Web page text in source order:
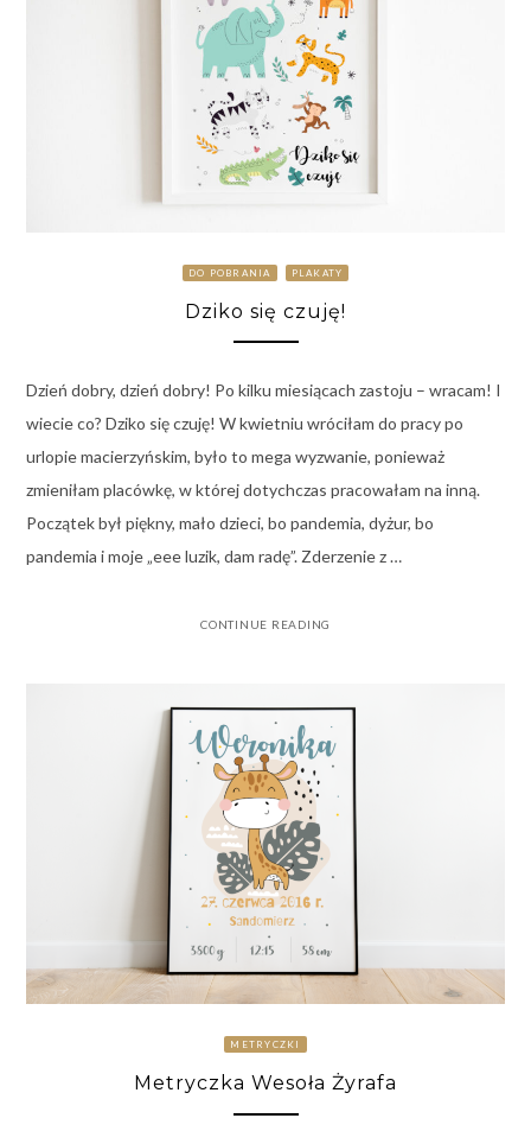
DO POBRANIA PLAKATY
Dziko się czuję!
Dzień dobry, dzień dobry! Po kilku miesiącach zastoju – wracam! I
wiecie co? Dziko się czuję! W kwietniu wróciłam do pracy po
urlopie macierzyńskim, było to mega wyzwanie, ponieważ
zmieniłam placówkę, w której dotychczas pracowałam na inną.
Początek był piękny, mało dzieci, bo pandemia, dyżur, bo
pandemia i moje „eee luzik, dam radę”. Zderzenie z …
CONTINUE READING
METRYCZKI
Metryczka Wesoła Żyrafa